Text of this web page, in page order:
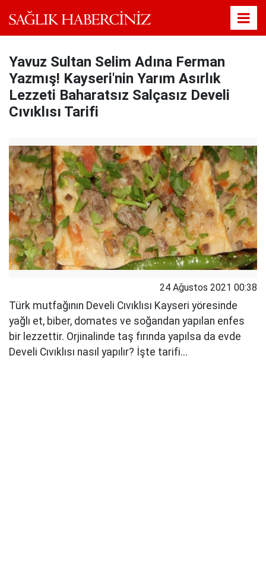
Yavuz Sultan Selim Adına Ferman
Yazmış! Kayseri'nin Yarım Asırlık
Lezzeti Baharatsız Salçasız Develi
Cıvıklısı Tarifi
24 Ağustos 2021 00:38
Türk mutfağının Develi Cıvıklısı Kayseri yöresinde
yağlı et, biber, domates ve soğandan yapılan enfes
bir lezzettir. Orjinalinde taş fırında yapılsa da evde
Develi Cıvıklısı nasıl yapılır? İşte tarifi...